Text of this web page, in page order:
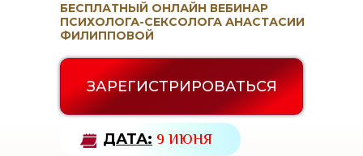
БЕСПЛАТНЫЙ ОНЛАЙН ВЕБИНАР
ПСИХОЛОГА-СЕКСОЛОГА АНАСТАСИИ
ФИЛИППОВОЙ
ДАТА: 9 ИЮНЯ
ЗАРЕГИСТРИРОВАТЬСЯ